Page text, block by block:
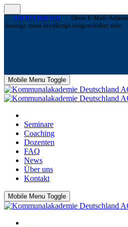
030 921 098 050
Diese E-Mail-
Anzeige muss JavaScript eingeschaltet sein.
Mobile Menu Toggle
Seminare
Coaching
Dozenten
FAQ
News
Über uns
Kontakt
Mobile Menu Toggle